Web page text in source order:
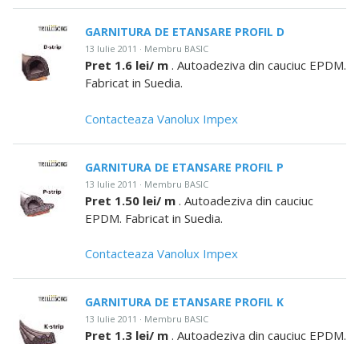
GARNITURA DE ETANSARE PROFIL D
13 Iulie 2011 · Membru BASIC
Pret 1.6 lei/ m . Autoadeziva din cauciuc EPDM.
Fabricat in Suedia.
Contacteaza Vanolux Impex
GARNITURA DE ETANSARE PROFIL P
13 Iulie 2011 · Membru BASIC
Pret 1.50 lei/ m . Autoadeziva din cauciuc
EPDM. Fabricat in Suedia.
Contacteaza Vanolux Impex
GARNITURA DE ETANSARE PROFIL K
13 Iulie 2011 · Membru BASIC
Pret 1.3 lei/ m . Autoadeziva din cauciuc EPDM.